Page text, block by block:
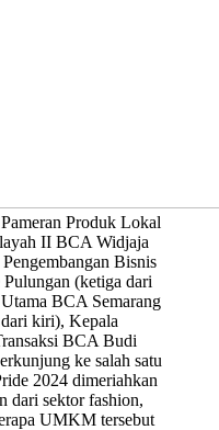
Produk Lokal
II BCA Widjaja
Bisnis
(ketiga dari
BCA Semarang
kiri), Kepala
BCA Budi
ke salah satu
2024 dimeriahkan
dari sektor fashion,
UMKM tersebut